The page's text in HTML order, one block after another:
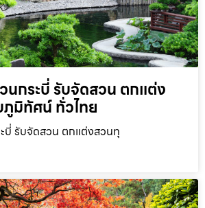
นกระบี่ รับจัดสวน ตกแต่ง
มิทัศน์ ทั่วไทย
บี่ รับจัดสวน ตกแต่งสวนทุ